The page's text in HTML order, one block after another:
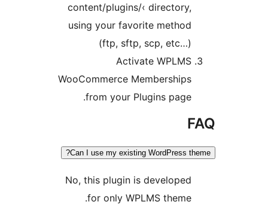
content/plugins/‹
using your favorite
(ftp, sftp, scp,
Activate
WooCommerce
from your Plugins
Can I use my existing WordPress
No, this plugin is
for only WPLMS